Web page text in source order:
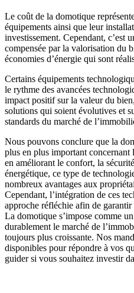
Le coût de la domotique
équipements ainsi que leur
investissement. Cependant, c’est
compensée par la valorisation du
économies d’énergie qui sont
Certains équipements
le rythme des avancées
impact positif sur la valeur du
solutions qui soient évolutives et
standards du marché de
Nous pouvons conclure que la
plus en plus important
en améliorant le confort, la
énergétique, ce type de
nombreux avantages aux
Cependant, l’intégration de ces
approche réfléchie afin de
La domotique s’impose comme
durablement le marché de
toujours plus croissante. Nos
disponibles pour répondre à vos
guider si vous souhaitez investir